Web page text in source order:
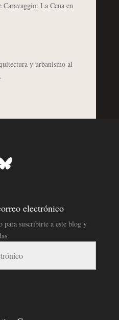
La Cena en
y urbanismo al
electrónico
suscribirte a este blog y